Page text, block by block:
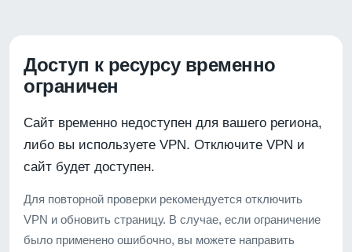
Доступ к ресурсу временно
ограничен
Сайт временно недоступен для вашего региона,
либо вы используете VPN. Отключите VPN и
сайт будет доступен.
Для повторной проверки рекомендуется отключить
VPN и обновить страницу. В случае, если ограничение
было применено ошибочно, вы можете направить